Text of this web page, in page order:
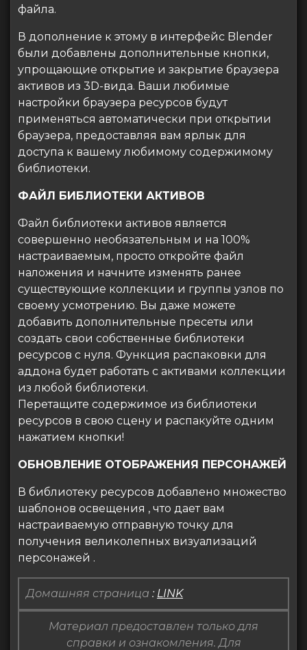
файла.
В дополнение к этому в интерфейс Blender
были добавлены дополнительные кнопки,
упрощающие открытие и закрытие браузера
активов из 3D-вида. Ваши любимые
настройки браузера ресурсов будут
применяться автоматически при открытии
браузера, предоставляя вам ярлык для
доступа к вашему любимому содержимому
библиотеки.
ФАЙЛ БИБЛИОТЕКИ АКТИВОВ
Файл библиотеки активов является
совершенно необязательным и на 100%
настраиваемым, просто откройте файл
наложения и начните изменять ранее
существующие коллекции и группы узлов по
своему усмотрению. Вы даже можете
добавить дополнительные пресеты или
создать свои собственные библиотеки
ресурсов с нуля. Функция распаковки для
аддона будет работать с активами коллекции
из любой библиотеки.
Перетащите содержимое из библиотеки
ресурсов в свою сцену и распакуйте одним
нажатием кнопки!
ОБНОВЛЕНИЕ ОТОБРАЖЕНИЯ ПЕРСОНАЖЕЙ
В библиотеку ресурсов добавлено множество
шаблонов освещения , что дает вам
настраиваемую отправную точку для
получения великолепных визуализаций
персонажей .
Домашняя страница : LINK
Материал предоставлен только для
справки и ознакомления. Для